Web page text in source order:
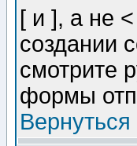
[ и ], а не
создании
смотрите
формы